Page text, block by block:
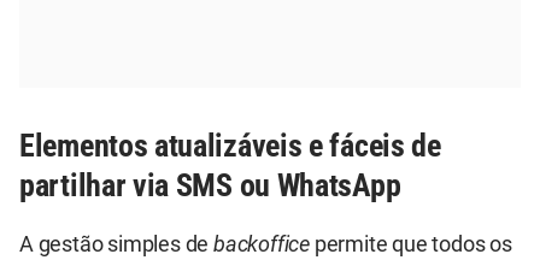
Elementos atualizáveis e fáceis de
partilhar via SMS ou WhatsApp
A gestão simples de backoffice permite que todos os